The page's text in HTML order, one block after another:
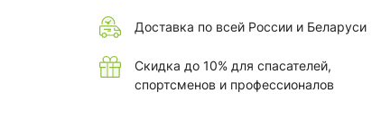
Доставка по всей России и Беларуси
Скидка до 10% для спасателей,
спортсменов и профессионалов